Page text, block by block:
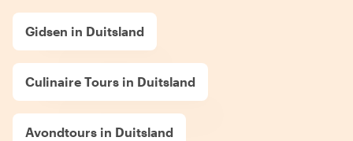
Gidsen in Duitsland
Culinaire Tours in Duitsland
Avondtours in Duitsland